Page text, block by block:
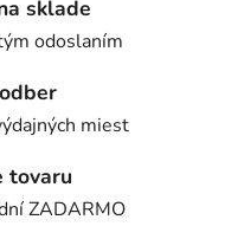
sklade
odoslaním
miest
tovaru
ZADARMO